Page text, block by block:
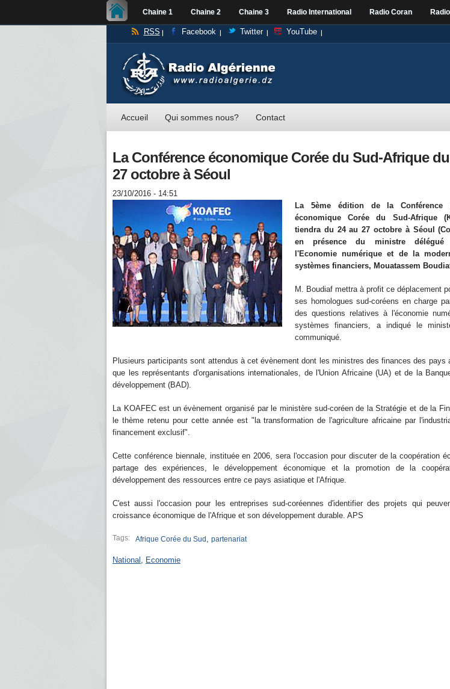
Chaine 1 Chaine 2 Chaine 3 Radio International Radio Coran
RSS Facebook Twitter YouTube
Accueil Qui sommes nous? Contact
La Conférence économique Corée du Sud-Afrique
27 octobre à Séoul
23/10/2016 - 14:51
La 5ème édition de la Conférence
économique Corée du Sud-Afrique
tiendra du 24 au 27 octobre à Séoul
en présence du ministre délégué
l'Economie numérique et de la
systèmes financiers, Mouatassem
M. Boudiaf mettra à profit ce déplacement
ses homologues sud-coréens en charge
des questions relatives à l'économie
systèmes financiers, a indiqué le
communiqué.
Plusieurs participants sont attendus à cet évènement dont les ministres des finances des pays
que les représentants d'organisations internationales, de l'Union Africaine (UA) et de la
développement (BAD).
La KOAFEC est un évènement organisé par le ministère sud-coréen de la Stratégie et de la
le thème retenu pour cette année est "la transformation de l'agriculture africaine par
financement exclusif".
Cette conférence biennale, instituée en 2006, sera l'occasion pour discuter de la coopération
partage des expériences, le développement économique et la promotion de la
développement des ressources entre ce pays asiatique et l'Afrique.
C'est aussi l'occasion pour les entreprises sud-coréennes d'identifier des projets qui
croissance économique de l'Afrique et son développement durable. APS
Tags: Afrique Corée du Sud , partenariat
National , Economie